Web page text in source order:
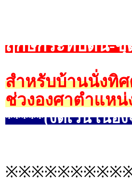
ฤกษ์กระทบดิน-ขุ
สำหรับบ้านนั่งทิ
ช่วงองศาตำแหน่
*****(งดเว้น เนื่อ